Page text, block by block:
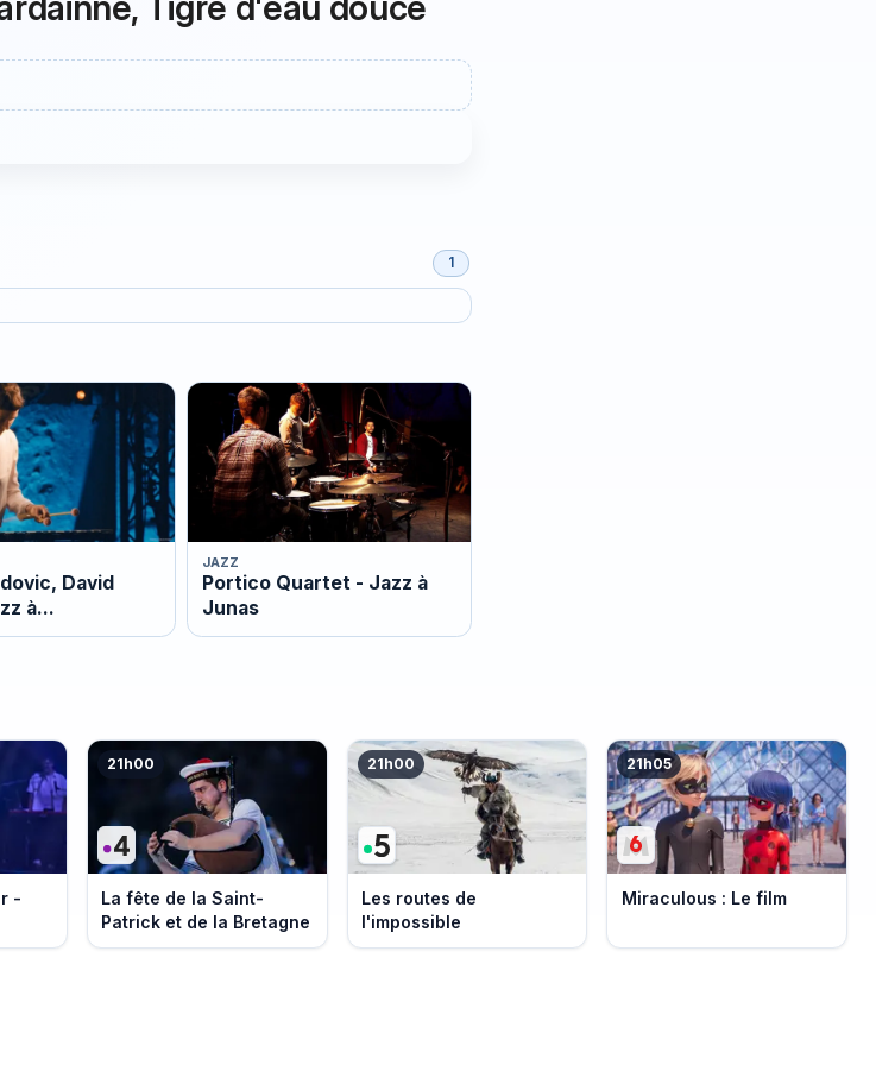
1
David
à
JAZZ
Portico Quartet - Jazz à
Junas
-
21h00
La fête de la Saint-
Patrick et de la Bretagne
21h00
Les routes de
l'impossible
21h05
Miraculous : Le film